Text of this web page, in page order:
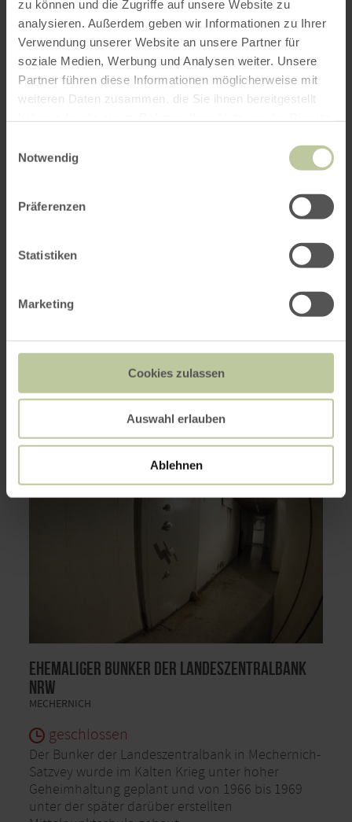
zu können und die Zugriffe auf unsere Website zu
analysieren. Außerdem geben wir Informationen zu Ihrer
Verwendung unserer Website an unsere Partner für
soziale Medien, Werbung und Analysen weiter. Unsere
Partner führen diese Informationen möglicherweise mit
weiteren Daten zusammen, die Sie ihnen bereitgestellt
Notwendig
Präferenzen
Statistiken
Marketing
Cookies zulassen
Auswahl erlauben
Ablehnen
Hubert Salentin-Museum
geschlossen
Hubert Salentin-Museum widmet sich dem
Oeuvre des Genremalers Hubert Salentin.
Ehemaliger Bunker der Landeszentralbank
NRW
MECHERNICH
geschlossen
Der Bunker der Landeszentralbank in Mechernich-
Satzvey wurde im Kalten Krieg unter hoher
Geheimhaltung geplant und von 1966 bis 1969
unter der später darüber erstellten